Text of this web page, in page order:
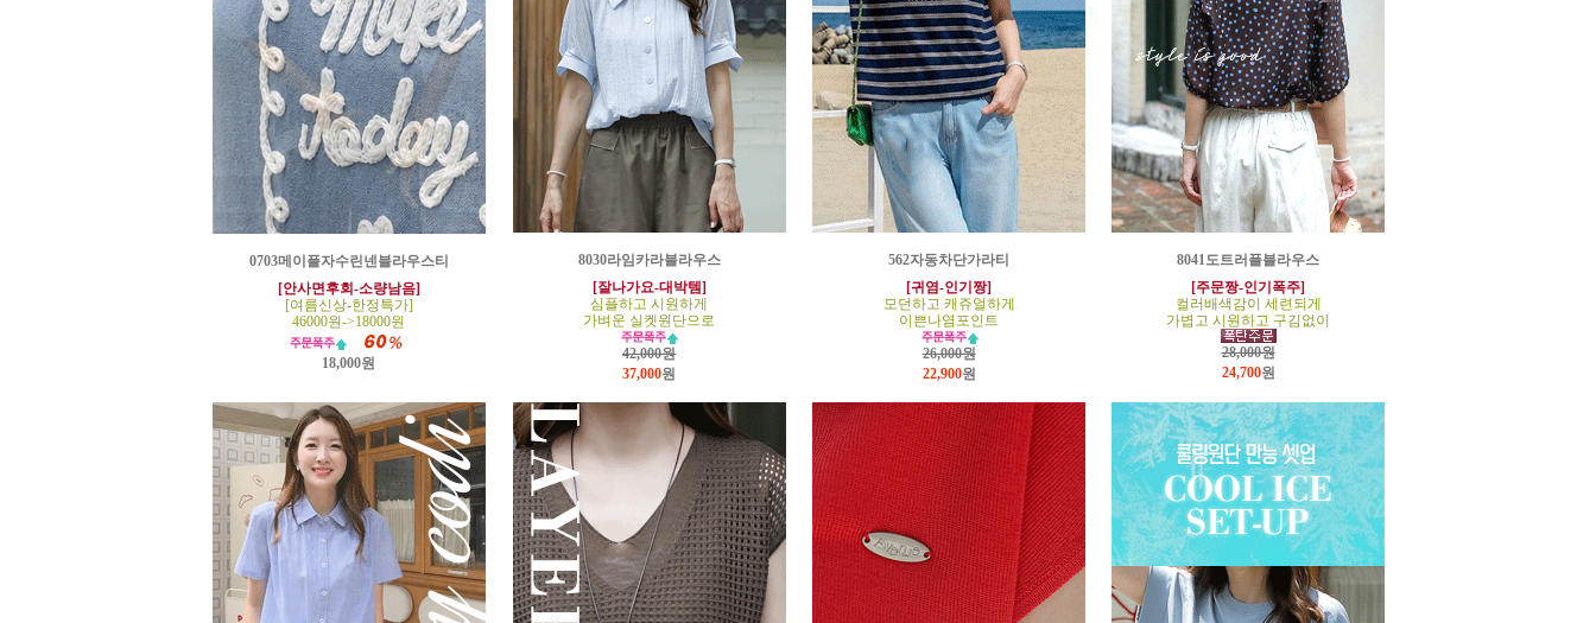
0703메이플자수린넨블라우스티
[안사면후회-소량남음]
[여름신상-한정특가]
46000원->18000원
18,000원
8030라임카라블라우스
[잘나가요-대박템]
심플하고 시원하게
가벼운 실켓원단으로
42,000원
37,000원
562자동차단가라티
[귀염-인기짱]
모던하고 캐쥬얼하게
이쁜나염포인트
26,000원
22,900원
8041도트러플블라우스
[주문짱-인기폭주]
컬러배색감이 세련되게
가볍고 시원하고 구김없이
28,000원
24,700원